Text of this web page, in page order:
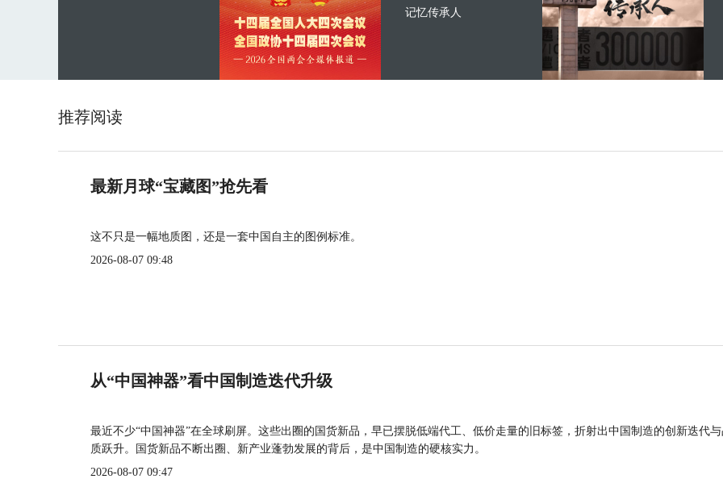
记忆传承人
推荐阅读
最新月球“宝藏图”抢先看
这不只是一幅地质图，还是一套中国自主的图例标准。
2026-08-07 09:48
从“中国神器”看中国制造迭代升级
最近不少“中国神器”在全球刷屏。这些出圈的国货新品，早已摆脱低端代工、低价走量的旧标签，折射出中国制造的创新迭代
质跃升。国货新品不断出圈、新产业蓬勃发展的背后，是中国制造的硬核实力。
2026-08-07 09:47